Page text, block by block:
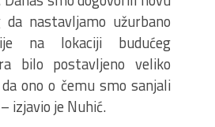
nastavljamo užurbano
na lokaciji budućeg
bilo postavljeno veliko
ono o čemu smo sanjali
izjavio je Nuhić.